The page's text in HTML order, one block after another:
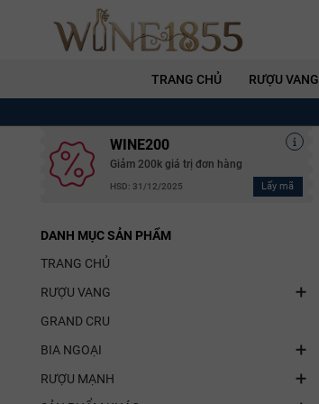
TRANG CHỦ RƯỢU VANG
WINE200
Giảm 200k giá trị đơn hàng
HSD: 31/12/2025 Lấy mã
DANH MỤC SẢN PHẨM
TRANG CHỦ
RƯỢU VANG
GRAND CRU
BIA NGOẠI
RƯỢU MẠNH